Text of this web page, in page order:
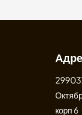
корп 6